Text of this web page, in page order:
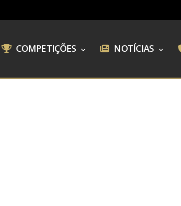
COMPETIÇÕES NOTÍCIAS